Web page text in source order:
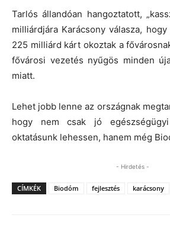
Tarlós állandóan hangoztatott,
milliárdjára Karácsony válasza,
225 milliárd kárt okoztak a
fővárosi vezetés nyűgös minden
miatt.
Lehet jobb lenne az országnak
hogy nem csak jó
oktatásunk lehessen, hanem még
- Hirdetés -
CÍMKÉK Biodóm fejlesztés karácsony